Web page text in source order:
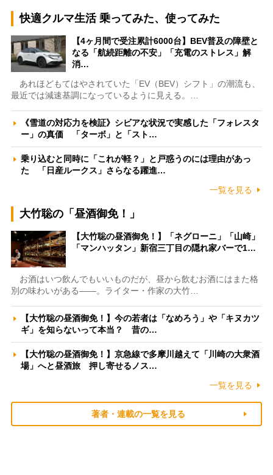
快適クルマ生活 乗ってみた、使ってみた
【4ヶ月間で受注累計6000台】BEV普及の障壁と
なる「航続距離の不安」「充電のストレス」解
消…
あれほどもてはやされていた「EV（BEV）シフト」の潮流も、
最近では減速基調になっているように見える。…
《雪道の対応力を検証》シビアな状況で実感した「フォレスタ
ー」の真価 「ターボ」と「スト…
乗り込むと同時に「これが軽？」と戸惑うのには理由があっ
た 「日産ルークス」さらなる躍進…
一覧を見る
大竹聡の「昼酒御免！」
【大竹聡の昼酒御免！】「ネグローニ」「山崎」
「マンハッタン」新宿三丁目の隠れ家バーで1…
お酒はいつ飲んでもいいものだが、昼から飲むお酒にはまた格
別の味わいがある――。ライター・作家の大竹…
【大竹聡の昼酒御免！】今の若者は「なめろう」や「キヌカツ
ギ」を知らないって本当？ 昔の…
【大竹聡の昼酒御免！】京急線で多摩川越えて「川崎の大衆酒
場」へと昼酒旅 押し寄せるノス…
一覧を見る
著者・連載の一覧を見る